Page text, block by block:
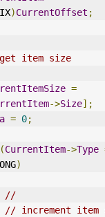
)CurrentOffset ;
item size
=
->Size];
= 0;
(CurrentItem->Type
)
//
// increment